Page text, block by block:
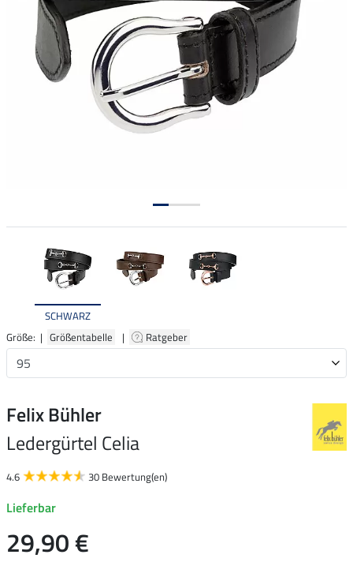
SCHWARZ
Größe: | Größentabelle | Ratgeber
Felix Bühler
Ledergürtel Celia
4.6 30 Bewertung(en)
Lieferbar
29,90 €